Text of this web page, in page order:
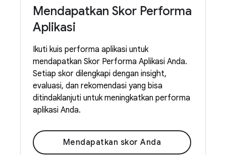
Mendapatkan Skor Performa
Aplikasi
Ikuti kuis performa aplikasi untuk
mendapatkan Skor Performa Aplikasi Anda.
Setiap skor dilengkapi dengan insight,
evaluasi, dan rekomendasi yang bisa
ditindaklanjuti untuk meningkatkan performa
aplikasi Anda.
Mendapatkan skor Anda